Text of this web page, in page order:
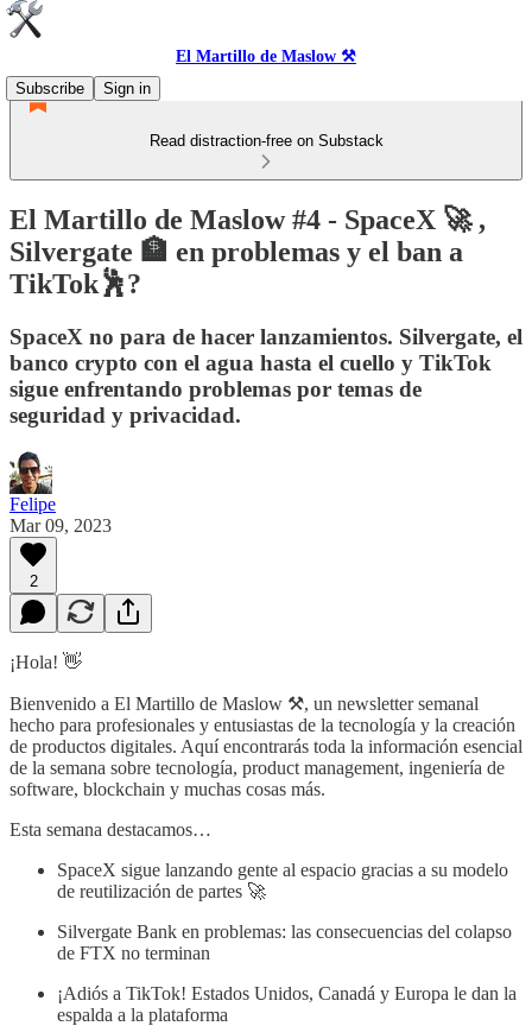
El Martillo de Maslow ⚒️
Subscribe
Sign in
Read distraction-free on Substack
El Martillo de Maslow #4 - SpaceX 🚀 ,
Silvergate 🏦 en problemas y el ban a
TikTok🕺?
SpaceX no para de hacer lanzamientos. Silvergate, el
banco crypto con el agua hasta el cuello y TikTok
sigue enfrentando problemas por temas de
seguridad y privacidad.
Felipe
Mar 09, 2023
2
¡Hola! 👋
Bienvenido a El Martillo de Maslow ⚒️, un newsletter semanal
hecho para profesionales y entusiastas de la tecnología y la creación
de productos digitales. Aquí encontrarás toda la información esencial
de la semana sobre tecnología, product management, ingeniería de
software, blockchain y muchas cosas más.
Esta semana destacamos…
SpaceX sigue lanzando gente al espacio gracias a su modelo
de reutilización de partes 🚀
Silvergate Bank en problemas: las consecuencias del colapso
de FTX no terminan
¡Adiós a TikTok! Estados Unidos, Canadá y Europa le dan la
espalda a la plataforma